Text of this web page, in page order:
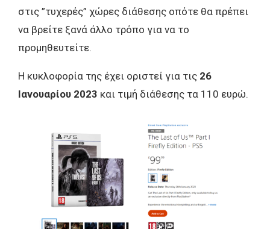
στις ”τυχερές” χώρες διάθεσης οπότε θα πρέπει
να βρείτε ξανά άλλο τρόπο για να το
προμηθευτείτε.
Η κυκλοφορία της έχει οριστεί για τις 26
Ιανουαρίου 2023 και τιμή διάθεσης τα 110 ευρώ.